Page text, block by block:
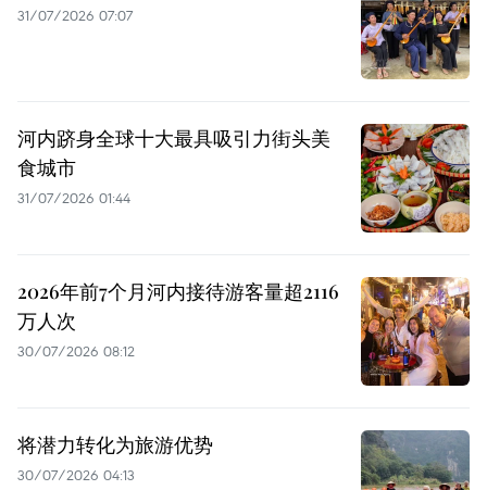
31/07/2026 07:07
河内跻身全球十大最具吸引力街头美
食城市
31/07/2026 01:44
2026年前7个月河内接待游客量超2116
万人次
30/07/2026 08:12
将潜力转化为旅游优势
30/07/2026 04:13